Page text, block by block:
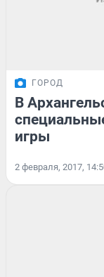
ГОРОД
В
игры
2 февраля, 2017,